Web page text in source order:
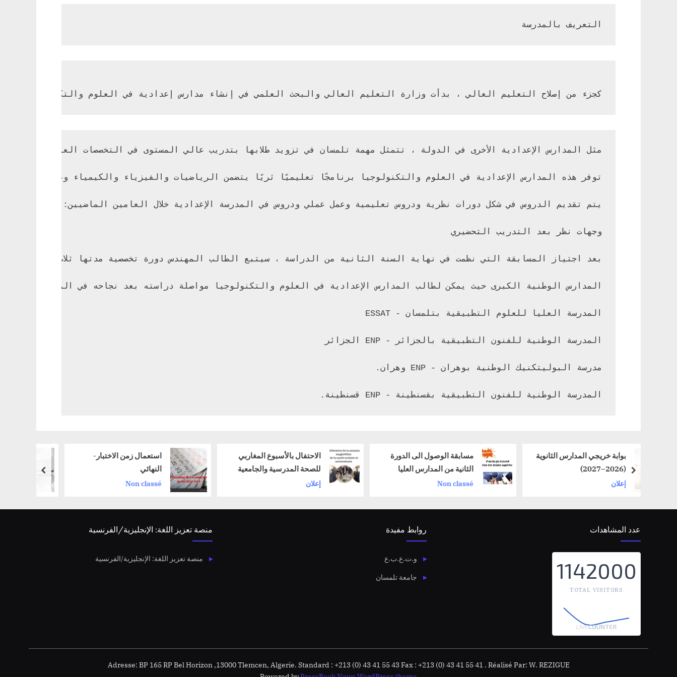
التعريف بالمدرسة
كجزء من إصلاح التعليم العالي ، بدأت وزارة التعليم العالي والبحث العلمي في إنشاء مدارس إعدادية في العلوم والتكنولوجيا في جميع أنحاء التراب الوطني اعتبارًا من يناير 2009. تم التخطيط لإحدى هذه المدارس الإعدادية في العلوم
المدرسة الوطنية للفنون التطبيقية بقسنطينة - ENP قسنطينة.
المدارس الثانوية
مسابقة الوصول الى الدورة
الثانية من المدارس العليا
Non classé
الاحتفال بالأسبوع المغاربي
للصحة المدرسية والجامعية
استعمال زمن الاختبار-
Non classé
prev next
عدد المشاهدات
1142000
TOTAL VISITORS
روابط مفيدة
و.ت.ع.ب.ع
جامعة تلمسان
منصة تعزيز اللغة: الإنجليزية/الفرنسية
منصة تعزيز اللغة: الإنجليزية/الفرنسية
Adresse: BP 165 RP Bel Horizon ,13000 Tlemcen, Algerie. Standard : +213 (0) 43 41 55 43 Fax : +213 (0) 43 41 55 41 . Réalisé Par: W. REZIGUE